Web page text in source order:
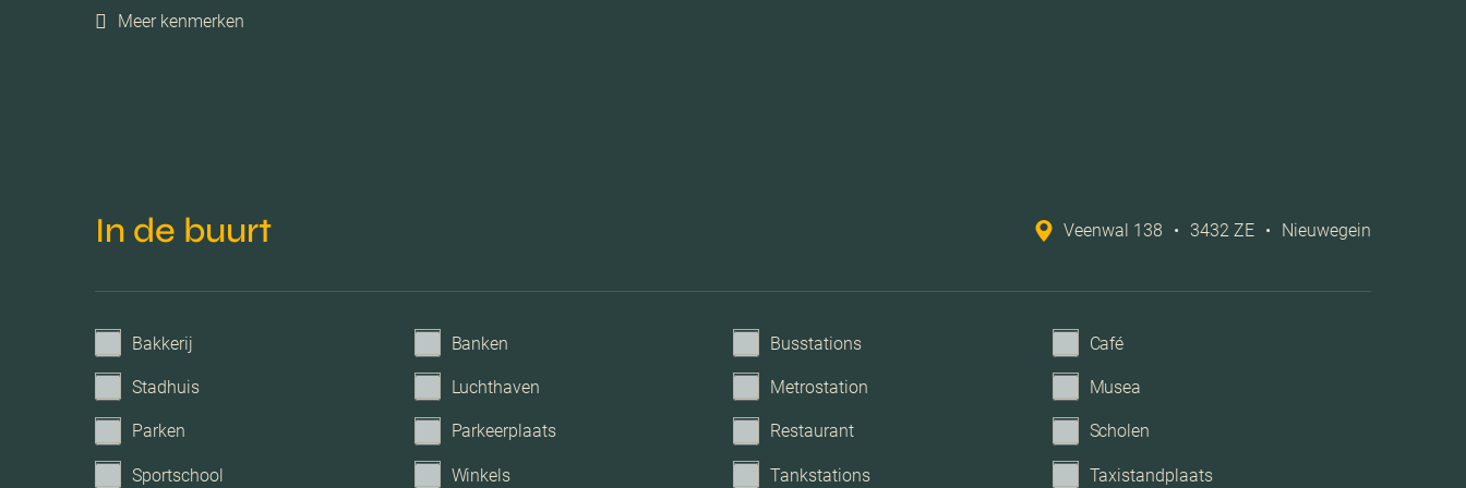
Parkeerfaciliteiten
Meer kenmerken
In de buurt Veenwal 138 • 3432 ZE • Nieuwegein
Bakkerij Banken Busstations Café
Stadhuis Luchthaven Metrostation Musea
Parken Parkeerplaats Restaurant Scholen
Sportschool Winkels Tankstations Taxistandplaats